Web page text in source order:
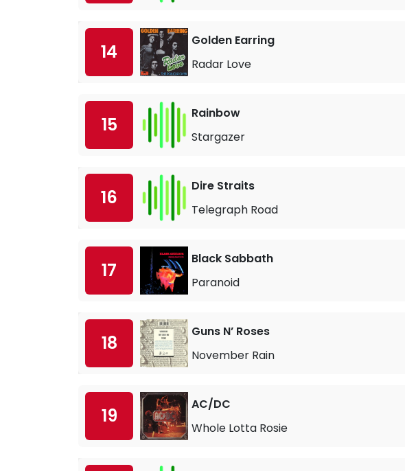
14
Golden Earring
Radar Love
15
Rainbow
Stargazer
16
Dire Straits
Telegraph Road
17
Black Sabbath
Paranoid
18
Guns N’ Roses
November Rain
19
AC/DC
Whole Lotta Rosie